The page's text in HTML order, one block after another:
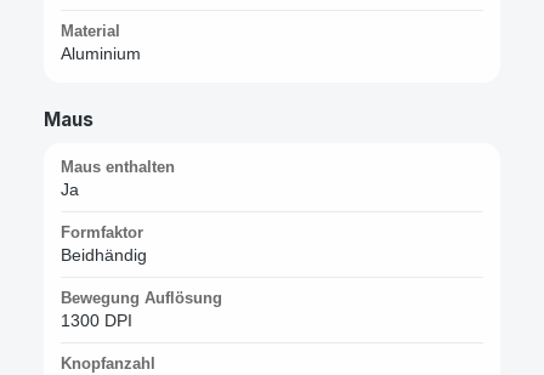
Material
Aluminium
Maus
Maus enthalten
Ja
Formfaktor
Beidhändig
Bewegung Auflösung
1300 DPI
Knopfanzahl